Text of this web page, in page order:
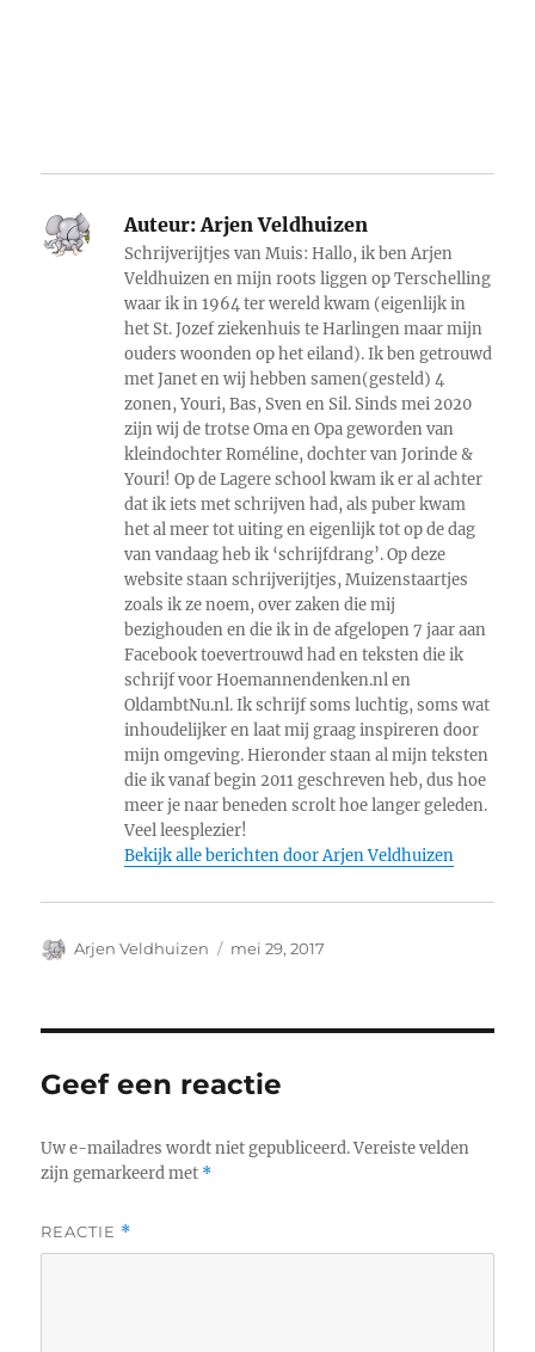
Auteur:Arjen Veldhuizen
Schrijverijtjes van Muis: Hallo, ik ben Arjen
Veldhuizen en mijn roots liggen op Terschelling
waar ik in 1964 ter wereld kwam (eigenlijk in
het St. Jozef ziekenhuis te Harlingen maar mijn
ouders woonden op het eiland). Ik ben getrouwd
met Janet en wij hebben samen(gesteld) 4
zonen, Youri, Bas, Sven en Sil. Sinds mei 2020
zijn wij de trotse Oma en Opa geworden van
kleindochter Roméline, dochter van Jorinde &
Youri! Op de Lagere school kwam ik er al achter
dat ik iets met schrijven had, als puber kwam
het al meer tot uiting en eigenlijk tot op de dag
van vandaag heb ik ‘schrijfdrang’. Op deze
website staan schrijverijtjes, Muizenstaartjes
zoals ik ze noem, over zaken die mij
bezighouden en die ik in de afgelopen 7 jaar aan
Facebook toevertrouwd had en teksten die ik
schrijf voor Hoemannendenken.nl en
OldambtNu.nl. Ik schrijf soms luchtig, soms wat
inhoudelijker en laat mij graag inspireren door
mijn omgeving. Hieronder staan al mijn teksten
die ik vanaf begin 2011 geschreven heb, dus hoe
meer je naar beneden scrolt hoe langer geleden.
Veel leesplezier!
Bekijk alle berichten door Arjen Veldhuizen
Auteur
Arjen Veldhuizen
Geplaatst
mei 29, 2017
Geef een reactie
Uw e-mailadres wordt niet gepubliceerd. Vereiste velden
zijn gemarkeerd met *
REACTIE *